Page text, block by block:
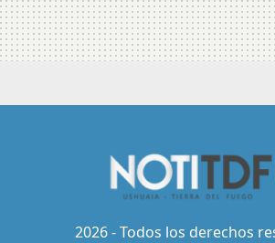
2026 - Todos los derechos